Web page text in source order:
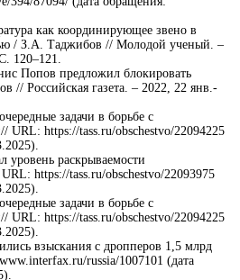
как координирующее звено в
/ З.А. Таджибов // Молодой ученый. –
120–121.
Попов предложил блокировать
// Российская газета. – 2022, 22 янв.-
задачи в борьбе с
URL: https://tass.ru/obschestvo/22094225
уровень раскрываемости
https://tass.ru/obschestvo/22093975
задачи в борьбе с
URL: https://tass.ru/obschestvo/22094225
взыскания с дропперов 1,5 млрд
russia/1007101 (дата